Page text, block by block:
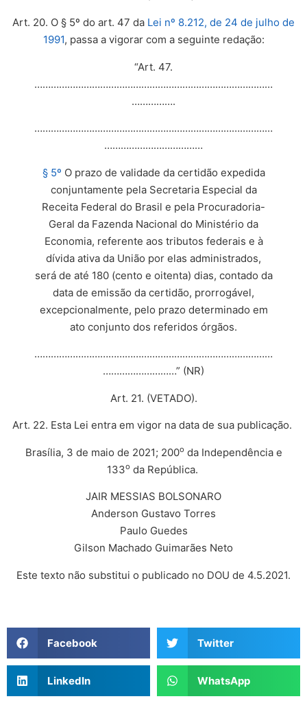
Art. 20. O § 5º do art. 47 da Lei nº 8.212, de 24 de julho de
1991, passa a vigorar com a seguinte redação:
“Art. 47.
……………………………………………………………………………
…………….
……………………………………………………………………………
………………………………
§ 5º O prazo de validade da certidão expedida
conjuntamente pela Secretaria Especial da
Receita Federal do Brasil e pela Procuradoria-
Geral da Fazenda Nacional do Ministério da
Economia, referente aos tributos federais e à
dívida ativa da União por elas administrados,
será de até 180 (cento e oitenta) dias, contado da
data de emissão da certidão, prorrogável,
excepcionalmente, pelo prazo determinado em
ato conjunto dos referidos órgãos.
……………………………………………………………………………
………………………” (NR)
Art. 21. (VETADO).
Art. 22. Esta Lei entra em vigor na data de sua publicação.
Brasília, 3 de maio de 2021; 200o da Independência e
133o da República.
JAIR MESSIAS BOLSONARO
Anderson Gustavo Torres
Paulo Guedes
Gilson Machado Guimarães Neto
Este texto não substitui o publicado no DOU de 4.5.2021.
Facebook Twitter
LinkedIn WhatsApp